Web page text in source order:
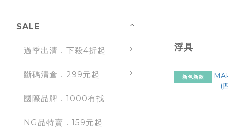
SALE
過季出清．下殺4折起
斷碼清倉．299元起
國際品牌．1000有找
NG品特賣．159元起
浮具
新色新款